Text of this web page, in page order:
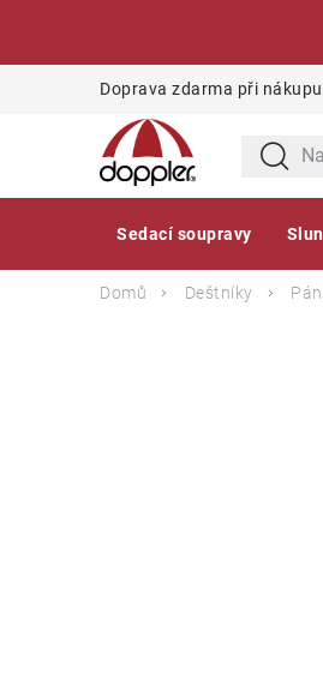
Doprava zdarma při
Sedací soupravy
Domů Deštníky